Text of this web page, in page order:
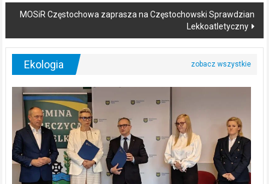
MOSiR Częstochowa zaprasza na Częstochowski Sprawdzian
Lekkoatletyczny
Ekologia